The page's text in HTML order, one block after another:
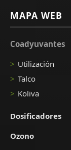
MAPA WEB
Coadyuvantes
Utilización
Talco
Koliva
Dosificadores
Ozono